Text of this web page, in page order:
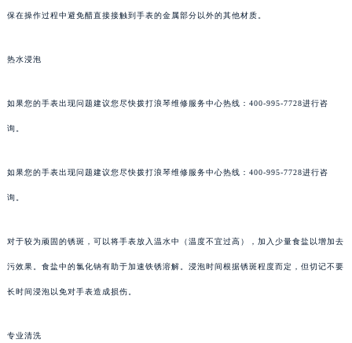
保在操作过程中避免醋直接接触到手表的金属部分以外的其他材质。
热水浸泡
如果您的手表出现问题建议您尽快拨打浪琴维修服务中心热线：400-995-7728进行咨
询。
如果您的手表出现问题建议您尽快拨打浪琴维修服务中心热线：400-995-7728进行咨
询。
对于较为顽固的锈斑，可以将手表放入温水中（温度不宜过高），加入少量食盐以增加去
污效果。食盐中的氯化钠有助于加速铁锈溶解。浸泡时间根据锈斑程度而定，但切记不要
长时间浸泡以免对手表造成损伤。
专业清洗